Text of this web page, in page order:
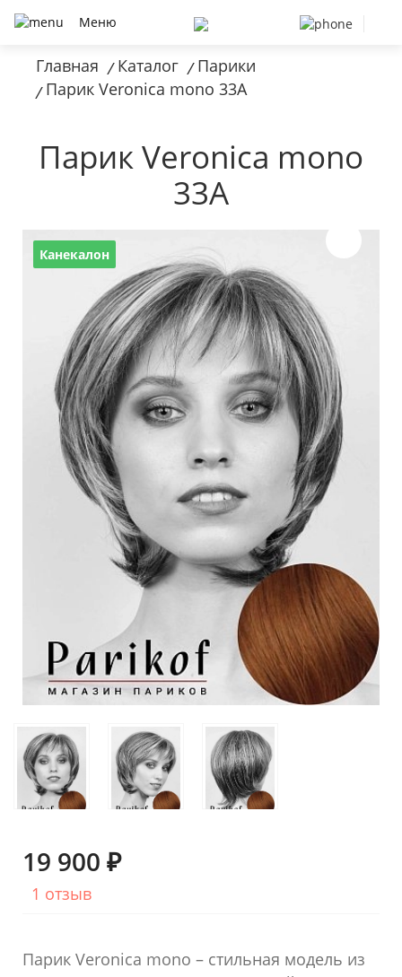
Меню
Главная / Каталог / Парики
/ Парик Veronica mono 33A
Парик Veronica mono
33A
Канекалон
19 900 ₽
1 отзыв
Парик Veronica mono – стильная модель из